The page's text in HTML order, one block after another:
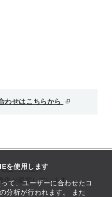
を使用します
て、ユーザーに合わせたコ
分析が行われます。 また
わせはこちらから
立行政法人
構が運営しています